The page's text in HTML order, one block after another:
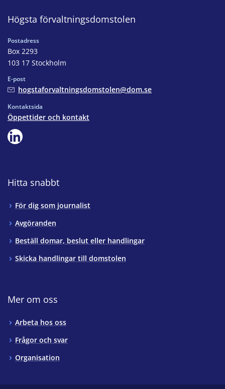
Högsta förvaltningsdomstolen
Postadress
Box 2293
103 17 Stockholm
E-post
hogstaforvaltningsdomstolen@dom.se
Kontaktsida
Öppettider och kontakt
Hitta snabbt
För dig som journalist
Avgöranden
Beställ domar, beslut eller handlingar
Skicka handlingar till domstolen
Mer om oss
Arbeta hos oss
Frågor och svar
Organisation